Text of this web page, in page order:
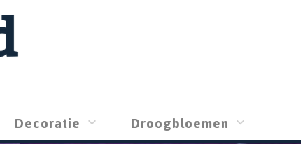
Decoratie Droogbloemen